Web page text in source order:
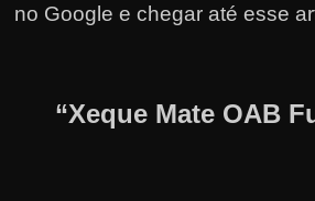
no Google e chegar até esse
“Xeque Mate OAB